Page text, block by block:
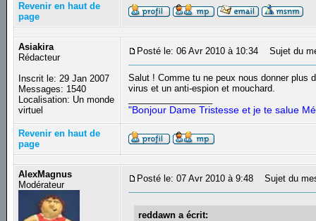
Revenir en haut de
page
Asiakira
Rédacteur
Inscrit le: 29 Jan 2007
Messages: 1540
Localisation: Un monde
virtuel
Posté le: 06 Avr 2010 à 10:34 Sujet du
Salut ! Comme tu ne peux nous donner plus
virus et un anti-espion et mouchard.
"Bonjour Dame Tristesse et je te salue
Revenir en haut de
page
AlexMagnus
Modérateur
Posté le: 07 Avr 2010 à 9:48 Sujet du
reddawn a écrit: